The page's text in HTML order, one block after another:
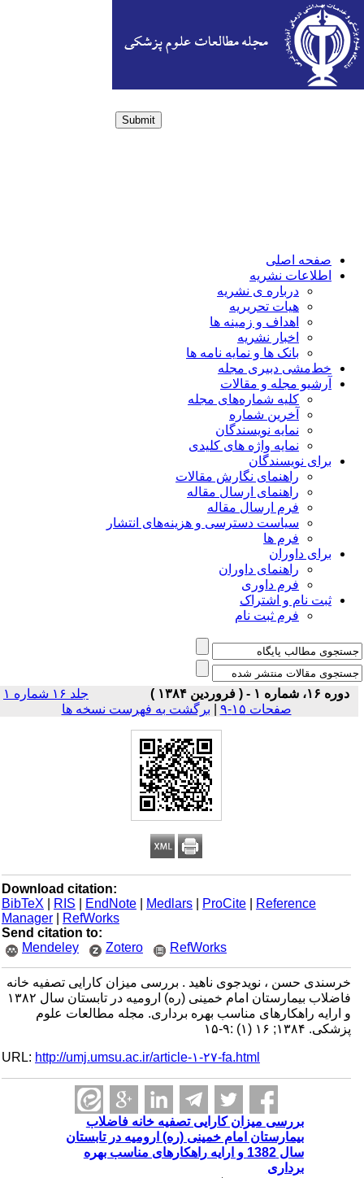
Submit
صفحه اصلی
اطلاعات نشریه
درباره ی نشریه
هیات تحریریه
اهداف و زمینه ها
اخبار نشریه
بانک ها و نمایه نامه ها
خط‌مشی دبیری مجله
آرشیو مجله و مقالات
کلیه شماره‌های مجله
آخرین شماره
نمایه نویسندگان
نمایه واژه های کلیدی
برای نویسندگان
راهنمای نگارش مقالات
راهنمای ارسال مقاله
فرم ارسال مقاله
سیاست دسترسی و هزینه‌های انتشار
فرم ها
برای داوران
راهنمای داوران
فرم داوری
ثبت نام و اشتراک
فرم ثبت نام
دوره ۱۶، شماره ۱ - ( فروردين ۱۳۸۴ )
جلد ۱۶ شماره ۱
صفحات ۱۵-۹
| برگشت به فهرست نسخه ها
Download citation:
BibTeX
| RIS |EndNote |Medlars |ProCite |Reference
Manager
|RefWorks
Send citation to:
Mendeley
Zotero RefWorks
خرسندی حسن ، نویدجوی ناهید . بررسی میزان کارایی تصفیه خانه
فاضلاب بیمارستان امام خمینی (ره) ارومیه در تابستان سال ۱۳۸۲
و ارایه راهکارهای مناسب بهره برداری. مجله مطالعات علوم
پزشکی. ۱۳۸۴; ۱۶ (۱) :۹-۱۵
URL:http://umj.umsu.ac.ir/article-۱-۲۷-fa.html
بررسی میزان کارایی تصفیه خانه فاضلاب
بیمارستان امام خمینی (ره) ارومیه در تابستان
سال 1382 و ارایه راهکارهای مناسب بهره
برداری